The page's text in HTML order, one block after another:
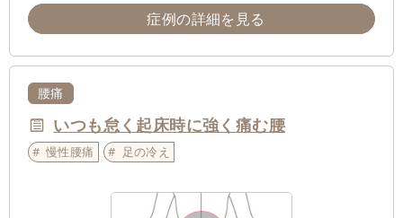
症例の詳細を見る
腰痛
いつも怠く起床時に強く痛む腰
慢性腰痛 足の冷え